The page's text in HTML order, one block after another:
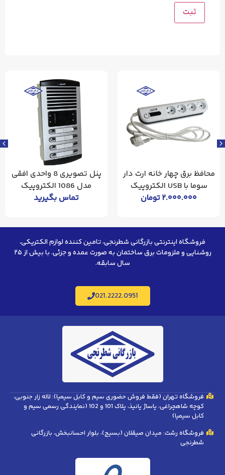
محافظ برق چهار خانه ارت دار
سوما با USB الکتروپیک
۲.۰۰۰.۰۰۰تومان
پنل تصویری 8 واحدی افقی
مدل 1086 الکتروپیک
تماس بگیرید
فروشگاه اینترنتی بازرگانی شطرنجی، تامین کننده لوازم الکتریکی،
روشنایی و ملزومات برق ساختمان به صورت عمده و جزئی. با بیش از ۲۵
سال سابقه.
021.2222.0951
فروشگاه تهران (فقط فروش حضوری سیم و کابل سیمیا): لاله زار جنوبی،
کوچه شاهچراغی، پاساژ پانیذ، پلاک 101 و 102 (نمایندگی رسمی سیم و
کابل سیمیا)
فروشگاه رشت: میدان صیقلان (بسیج)، بلوار احسانبخش، بازرگانی
شطرنجی